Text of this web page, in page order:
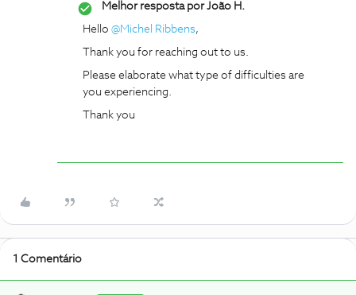
Melhor resposta porJoão H.
Hello @Michel Ribbens,
Thank you for reaching out to us.
Please elaborate what type of difficulties are
you experiencing.
Thank you
1 Comentário